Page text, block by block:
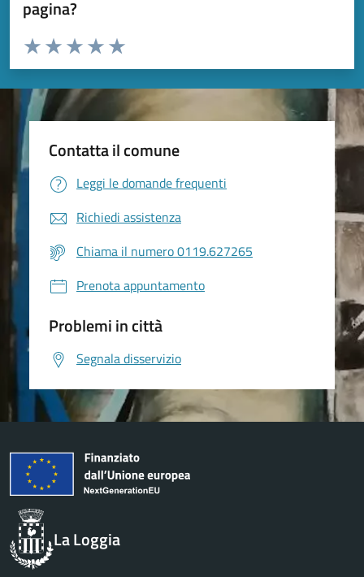
pagina?
Valuta da 1 a 5 stelle la pagina
Valuta 5 stelle su 5
Valuta 4 stelle su 5
Valuta 3 stelle su 5
Valuta 2 stelle su 5
Valuta 1 stelle su 5
Contatta il comune
Leggi le domande frequenti
Richiedi assistenza
Chiama il numero 0119.627265
Prenota appuntamento
Problemi in città
Segnala disservizio
La Loggia